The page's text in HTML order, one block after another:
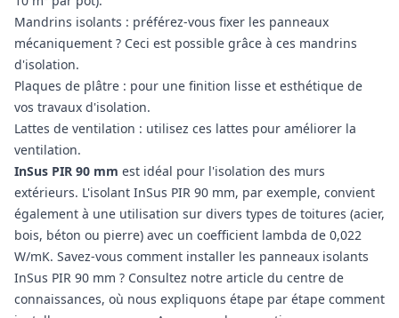
Mandrins isolants : préférez-vous fixer les panneaux
mécaniquement ? Ceci est possible grâce à ces mandrins
d'isolation.
Plaques de plâtre : pour une finition lisse et esthétique de
vos travaux d'isolation.
Lattes de ventilation : utilisez ces lattes pour améliorer la
ventilation.
InSus PIR 90 mm est idéal pour l'isolation des murs
extérieurs. L'isolant InSus PIR 90 mm, par exemple, convient
également à une utilisation sur divers types de toitures (acier,
bois, béton ou pierre) avec un coefficient lambda de 0,022
W/mK. Savez-vous comment installer les panneaux isolants
InSus PIR 90 mm ? Consultez notre article du centre de
connaissances, où nous expliquons étape par étape comment